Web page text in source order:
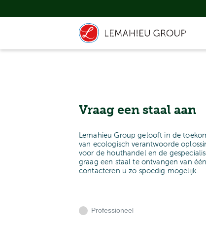
Vraag een staal aan
Lemahieu Group gelooft in de
van ecologisch verantwoorde
voor de houthandel en de
graag een staal te ontvangen van
contacteren u zo spoedig mogelijk.
Professioneel